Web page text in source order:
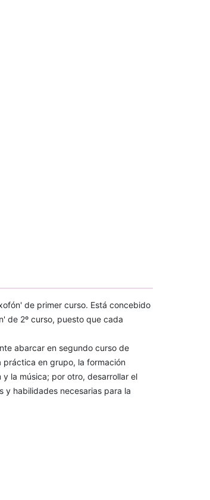
de primer curso. Está concebido
de 2º curso, puesto que cada
abarcar en segundo curso de
práctica en grupo, la formación
la música; por otro, desarrollar el
y habilidades necesarias para la